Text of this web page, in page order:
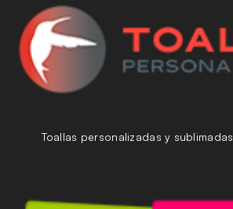
Toallas personalizadas y sublimadas